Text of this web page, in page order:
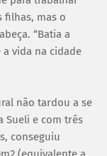
filhas, mas o
“Batia a
vida na cidade
não tardou a se
Sueli e com três
conseguiu